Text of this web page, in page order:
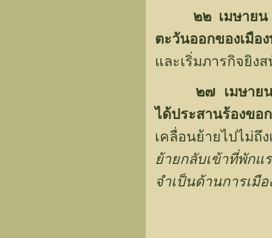
๒๒ เมษาย
ตะวันออกของเมือ
และเริ่มภารกิจยิ
๒๗ เมษาย
ได้ประสานร้องขอ
เคลื่อนย้ายไปไม่
ย้ายกลับเข้าที่พั
จำเป็นด้านการเมื